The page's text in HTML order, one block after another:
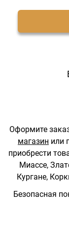
Оформите
магазин или
приобрести
Миассе,
Кургане,
Безопасная